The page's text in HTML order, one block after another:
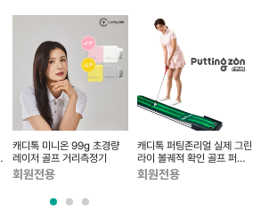
dongeecom@naver.com
경기도 고양시 덕양구 꽃마을로64, 1235호
캐디톡 미니온 99g 초경량
레이저 골프 거리측정기
회원전용
캐디톡 퍼팅존리얼 실제 그린
라이 볼궤적 확인 골프 퍼팅
연습기 매트
회원전용